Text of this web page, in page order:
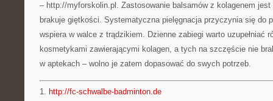
– http://myforskolin.pl. Zastosowanie balsamów z kolagenem
brakuje giętkości. Systematyczna pielęgnacja przyczynia się do
wspiera w walce z trądzikiem. Dzienne zabiegi warto uzupełniać
kosmetykami zawierającymi kolagen, a tych na szczęście nie
w aptekach – wolno je zatem dopasować do swych potrzeb.
1. http://fc-schwalbe-badminton.de